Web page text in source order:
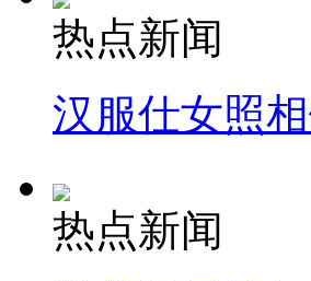
热点新闻
汉服仕女照
热点新闻